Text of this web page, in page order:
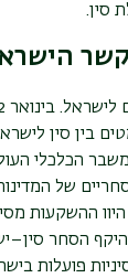
סין.
בין סין
של
הסחר סין–
פועלות